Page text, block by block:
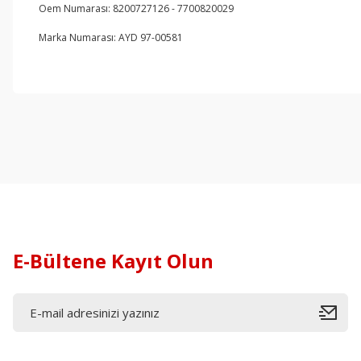
Oem Numarası: 8200727126 - 7700820029
Marka Numarası: AYD 97-00581
E-Bültene Kayıt Olun